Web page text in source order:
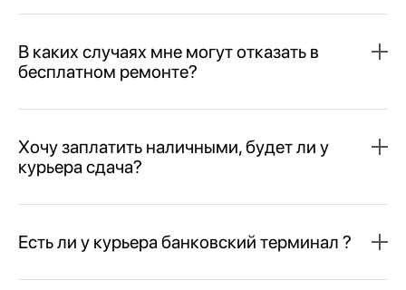
В каких случаях мне могут отказать в
бесплатном ремонте?
Хочу заплатить наличными, будет ли у
курьера сдача?
Есть ли у курьера банковский терминал ?